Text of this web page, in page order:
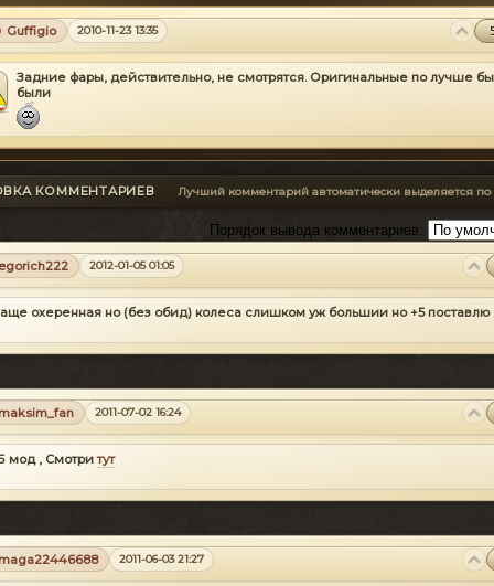
Guffigio 2010-11-23 13:35
Задние фары, действительно, не смотрятся. Оригинальные по лучше бы
были
КОММЕНТАРИЕВ Лучший комментарий автоматически выделяется по
Порядок вывода комментариев:
egorich222 2012-01-05 01:05
охеренная но (без обид) колеса слишком уж большии но +5 поставлю
2011-07-02 16:24
мод , Смотритут
2011-06-03 21:27